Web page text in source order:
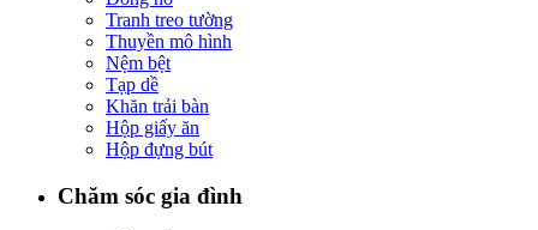
Tranh treo tường
Thuyền mô hình
Nệm bệt
Tạp dề
Khăn trải bàn
Hộp giấy ăn
Hộp đựng bút
Chăm sóc gia đình